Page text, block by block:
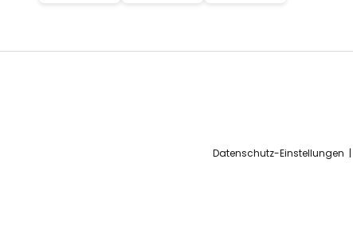
Datenschutz-Einstellungen